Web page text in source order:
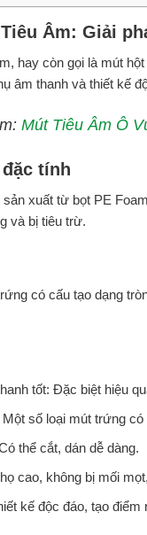
Âm: Giải
hay còn gọi là mút
âm thanh và thiết kế
Mút Tiêu Âm Ô
tính
xuất từ bọt PE
và bị tiêu trừ.
có cấu tạo dạng
tốt: Đặc biệt hiệu
số loại mút trứng có
thể cắt, dán dễ dàng.
cao, không bị mối
kế độc đáo, tạo điểm